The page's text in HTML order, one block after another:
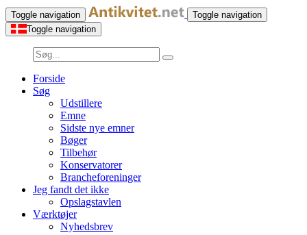
Toggle navigation
Toggle navigation
Toggle navigation
Forside
Søg
Udstillere
Emne
Sidste nye emner
Bøger
Tilbehør
Konservatorer
Brancheforeninger
Jeg fandt det ikke
Opslagstavlen
Værktøjer
Nyhedsbrev